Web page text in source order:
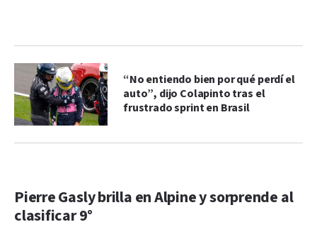
“No entiendo bien por qué perdí el
auto”, dijo Colapinto tras el
frustrado sprint en Brasil
Pierre Gasly brilla en Alpine y sorprende al
clasificar 9°